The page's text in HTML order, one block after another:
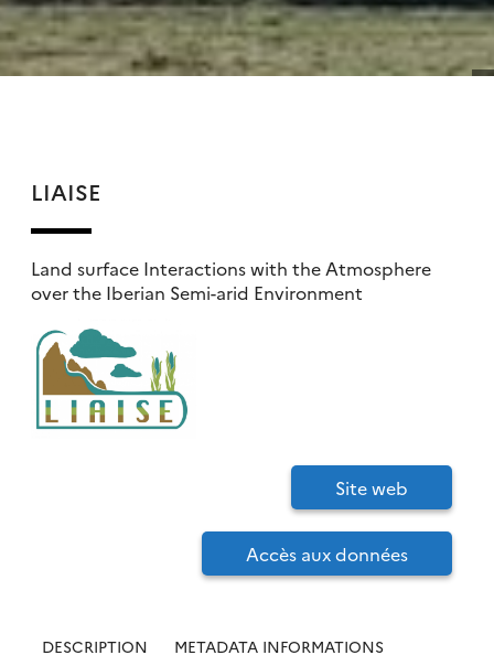
LIAISE
Land surface Interactions with the Atmosphere
over the Iberian Semi-arid Environment
Site web
Accès aux données
DESCRIPTION METADATA INFORMATIONS